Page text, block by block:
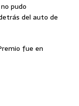
pudo
del auto de
fue en